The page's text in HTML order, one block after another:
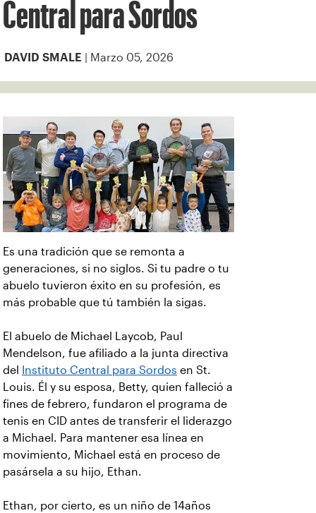
Central para Sordos
DAVID SMALE | Marzo 05, 2026
Es una tradición que se remonta a
generaciones, si no siglos. Si tu padre o tu
abuelo tuvieron éxito en su profesión, es
más probable que tú también la sigas.
El abuelo de Michael Laycob, Paul
Mendelson, fue afiliado a la junta directiva
del
Instituto Central para Sordos en St.
Louis. Él y su esposa, Betty, quien falleció a
fines de febrero, fundaron el programa de
tenis en CID antes de transferir el liderazgo
a Michael. Para mantener esa línea en
movimiento, Michael está en proceso de
pasársela a su hijo, Ethan.
Ethan, por cierto, es un niño de 14años